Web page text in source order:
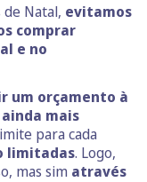
de Natal, evitamos
comprar
e no
um orçamento à
mais
para cada
limitadas. Logo,
mas sim através